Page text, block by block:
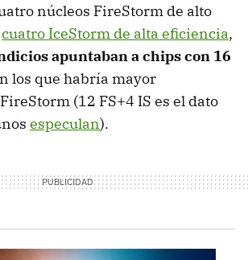
núcleos FireStorm de alto
cuatro IceStorm de alta eficiencia,
apuntaban a chips con 16
los que habría mayor
(12 FS+4 IS es el dato
especulan).